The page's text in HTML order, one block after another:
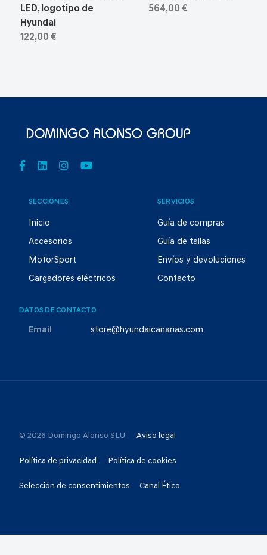
LED, logotipo de
Hyundai
122,00 €
564,00 €
SECCIONES
Inicio
Accesorios
MotorSport
Cargadores eléctricos
SERVICIOS
Guía de compras
Guía de tallas
Envíos y devoluciones
Contacto
DATOS DE CONTACTO
Email store@hyundaicanarias.com
© 2026 Domingo Alonso SLU Aviso legal
Política de privacidad Política de cookies
Selección de consentimientos Canal Ético